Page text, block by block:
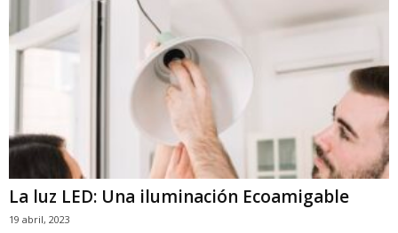
La luz LED: Una iluminación Ecoamigable
19 abril, 2023